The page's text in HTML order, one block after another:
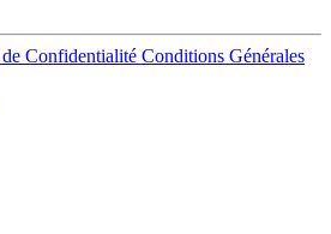
Confidentialité Conditions Générales